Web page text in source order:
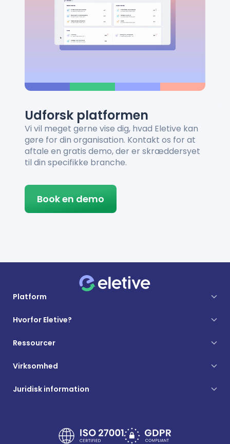
Udforsk platformen
Vi vil meget gerne vise dig, hvad Eletive kan
gøre for din organisation. Kontakt os for at
aftale en gratis demo, der er skræddersyet
til din specifikke branche.
Book en demo
Platform
Hvorfor Eletive?
Ressourcer
Virksomhed
Juridisk information